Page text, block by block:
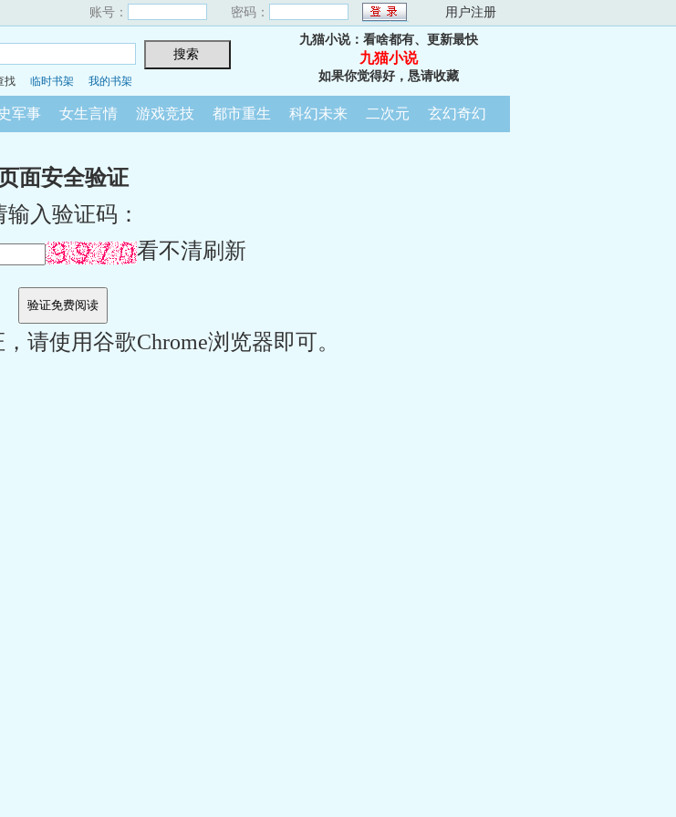
账号： 密码： 用户注册
找 临时书架 我的书架
九猫小说：看啥都有、更新最快
九猫小说
如果你觉得好，恳请收藏
军事 女生言情 游戏竞技 都市重生 科幻未来 二次元 玄幻奇幻
面安全验证
输入验证码：
看不清刷新
请使用谷歌Chrome浏览器即可。